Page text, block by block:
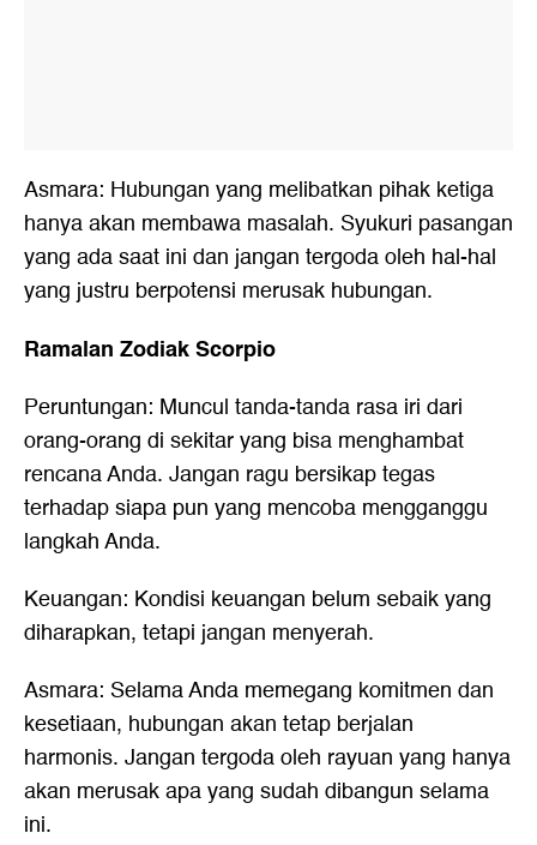
Asmara: Hubungan yang melibatkan pihak ketiga
hanya akan membawa masalah. Syukuri pasangan
yang ada saat ini dan jangan tergoda oleh hal-hal
yang justru berpotensi merusak hubungan.
Ramalan Zodiak Scorpio
Peruntungan: Muncul tanda-tanda rasa iri dari
orang-orang di sekitar yang bisa menghambat
rencana Anda. Jangan ragu bersikap tegas
terhadap siapa pun yang mencoba mengganggu
langkah Anda.
Keuangan: Kondisi keuangan belum sebaik yang
diharapkan, tetapi jangan menyerah.
Asmara: Selama Anda memegang komitmen dan
kesetiaan, hubungan akan tetap berjalan
harmonis. Jangan tergoda oleh rayuan yang hanya
akan merusak apa yang sudah dibangun selama
ini.